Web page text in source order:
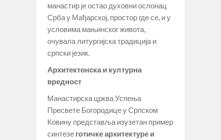
манастир је остао духовни ослонац
Срба у Мађарској, простор где се, и у
условима мањинског живота,
очувала литургијска традиција и
српски језик.
Архитектонска и културна
вредност
Манастирска црква Успења
Пресвете Богородице у Српском
Ковину представља изузетан пример
синтезе готичке архитектуре и